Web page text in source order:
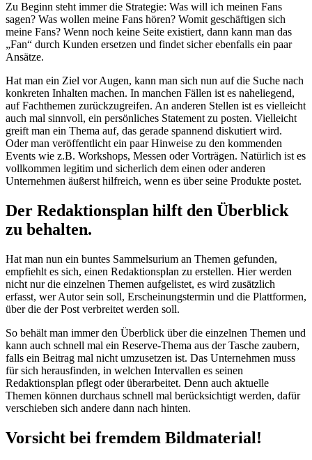
Zu Beginn steht immer die Strategie: Was will ich meinen Fans
sagen? Was wollen meine Fans hören? Womit geschäftigen sich
meine Fans? Wenn noch keine Seite existiert, dann kann man das
„Fan“ durch Kunden ersetzen und findet sicher ebenfalls ein paar
Ansätze.
Hat man ein Ziel vor Augen, kann man sich nun auf die Suche nach
konkreten Inhalten machen. In manchen Fällen ist es naheliegend,
auf Fachthemen zurückzugreifen. An anderen Stellen ist es vielleicht
auch mal sinnvoll, ein persönliches Statement zu posten. Vielleicht
greift man ein Thema auf, das gerade spannend diskutiert wird.
Oder man veröffentlicht ein paar Hinweise zu den kommenden
Events wie z.B. Workshops, Messen oder Vorträgen. Natürlich ist es
vollkommen legitim und sicherlich dem einen oder anderen
Unternehmen äußerst hilfreich, wenn es über seine Produkte postet.
Der Redaktionsplan hilft den Überblick
zu behalten.
Hat man nun ein buntes Sammelsurium an Themen gefunden,
empfiehlt es sich, einen Redaktionsplan zu erstellen. Hier werden
nicht nur die einzelnen Themen aufgelistet, es wird zusätzlich
erfasst, wer Autor sein soll, Erscheinungstermin und die Plattformen,
über die der Post verbreitet werden soll.
So behält man immer den Überblick über die einzelnen Themen und
kann auch schnell mal ein Reserve-Thema aus der Tasche zaubern,
falls ein Beitrag mal nicht umzusetzen ist. Das Unternehmen muss
für sich herausfinden, in welchen Intervallen es seinen
Redaktionsplan pflegt oder überarbeitet. Denn auch aktuelle
Themen können durchaus schnell mal berücksichtigt werden, dafür
verschieben sich andere dann nach hinten.
Vorsicht bei fremdem Bildmaterial!